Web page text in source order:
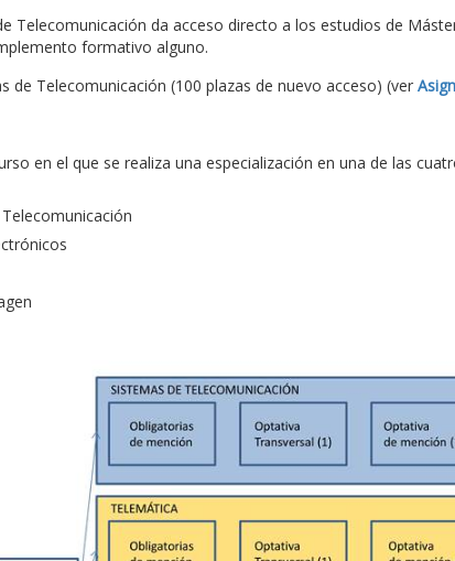
Telecomunicación da acceso directo a los estudios de
formativo alguno.
de Telecomunicación (100 plazas de nuevo acceso) (ver
en el que se realiza una especialización en una de las